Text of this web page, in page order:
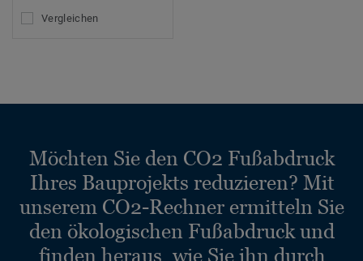
Vergleichen
Möchten Sie den CO2 Fußabdruck
Ihres Bauprojekts reduzieren? Mit
unserem CO2-Rechner ermitteln Sie
den ökologischen Fußabdruck und
finden heraus, wie Sie ihn durch